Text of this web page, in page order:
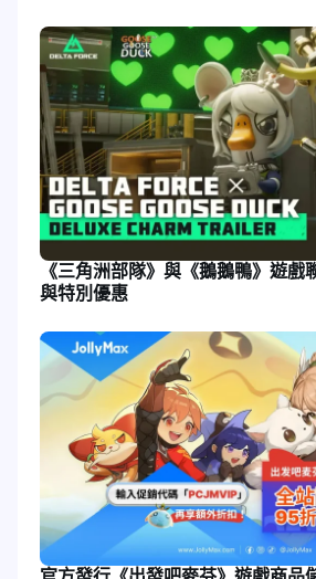
《三角洲部隊》與《鵝鵝鴨》遊戲
與特別優惠